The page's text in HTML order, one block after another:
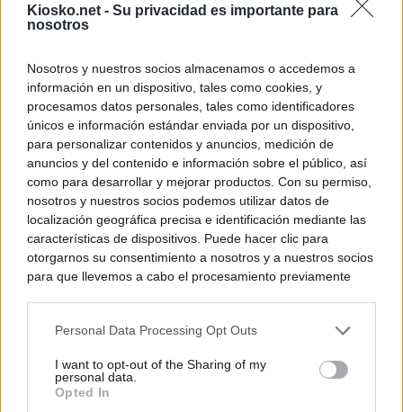
Kiosko.net - Su privacidad es importante para
nosotros
Nosotros y nuestros socios almacenamos o accedemos a
información en un dispositivo, tales como cookies, y
procesamos datos personales, tales como identificadores
únicos e información estándar enviada por un dispositivo,
para personalizar contenidos y anuncios, medición de
anuncios y del contenido e información sobre el público, así
como para desarrollar y mejorar productos. Con su permiso,
nosotros y nuestros socios podemos utilizar datos de
localización geográfica precisa e identificación mediante las
características de dispositivos. Puede hacer clic para
otorgarnos su consentimiento a nosotros y a nuestros socios
para que llevemos a cabo el procesamiento previamente
negar su consentimiento. Tenga en cuenta que algún
de su consentimiento, pero usted tiene el derecho de
rechazar tal procesamiento. Sus preferencias se aplicarán
Personal Data Processing Opt Outs
I want to opt-out of the Sharing of my
personal data.
Opted In